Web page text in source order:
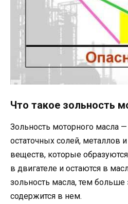
Что такое зольность
Зольность моторного масла
остаточных солей, металлов
веществ, которые
в двигателе и остаются в
зольность масла, тем больше
содержится в нем.